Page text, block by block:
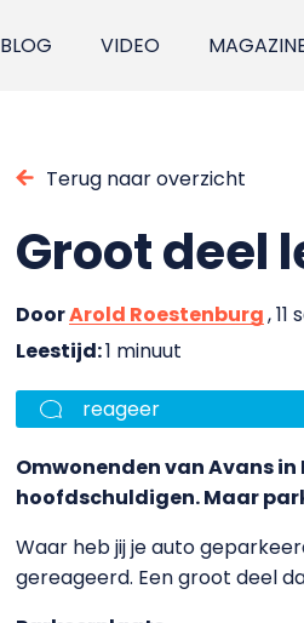
BLOG VIDEO
Terug naar overzicht
Groot deel
DoorArold Roestenburg,
Leestijd:1 minuut
reageer
Omwonenden van Avans
hoofdschuldigen. Maar
Waar heb jij je auto
gereageerd. Een groot deel